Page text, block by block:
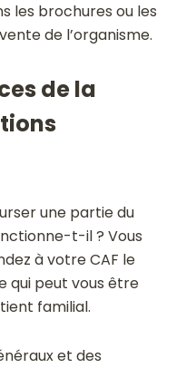
les brochures ou les
de l’organisme.
de la
une partie du
t-il ? Vous
à votre CAF le
qui peut vous être
familial.
et des